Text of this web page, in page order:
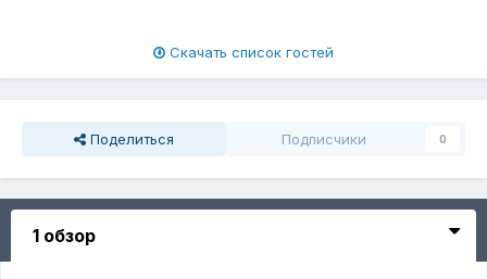
Скачать список гостей
Поделиться Подписчики 0
1 обзор